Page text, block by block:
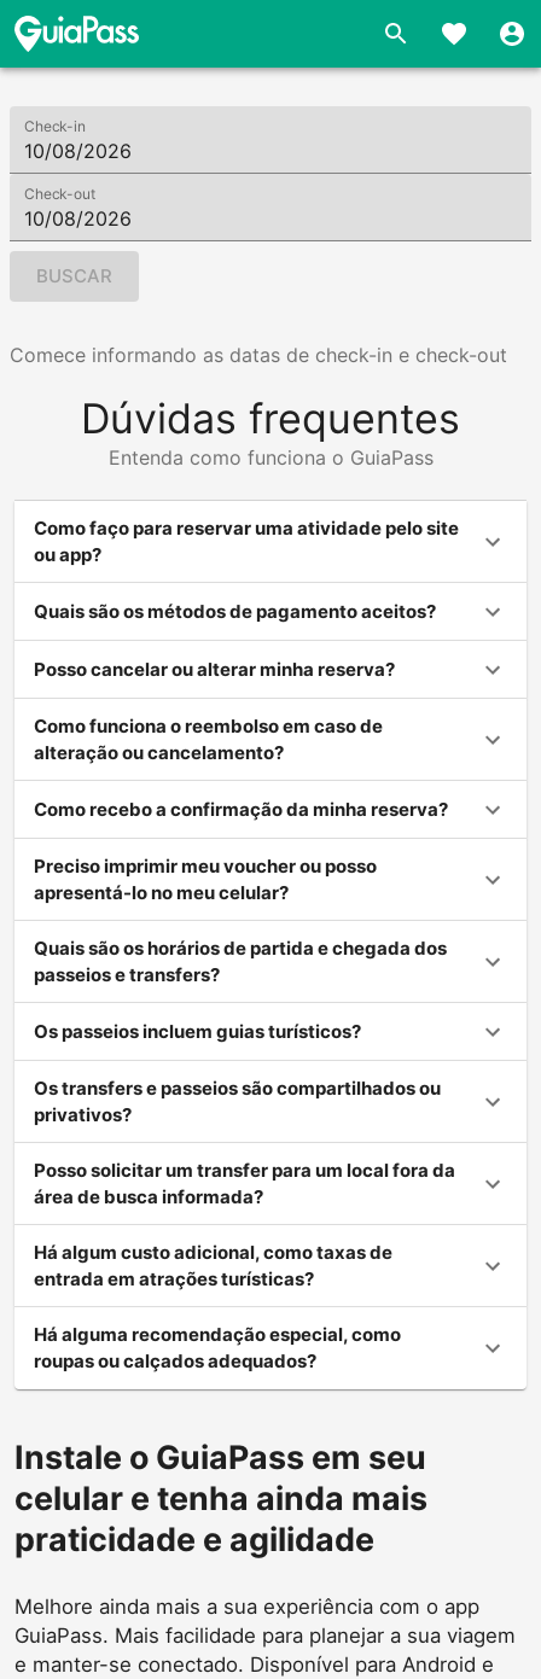
Check-in
Check-out
BUSCAR
Comece informando as datas de check-in e check-out
Dúvidas frequentes
Entenda como funciona o GuiaPass
Como faço para reservar uma atividade pelo site
ou app?
Quais são os métodos de pagamento aceitos?
Posso cancelar ou alterar minha reserva?
Como funciona o reembolso em caso de
alteração ou cancelamento?
Como recebo a confirmação da minha reserva?
Preciso imprimir meu voucher ou posso
apresentá-lo no meu celular?
Quais são os horários de partida e chegada dos
passeios e transfers?
Os passeios incluem guias turísticos?
Os transfers e passeios são compartilhados ou
privativos?
Posso solicitar um transfer para um local fora da
área de busca informada?
Há algum custo adicional, como taxas de
entrada em atrações turísticas?
Há alguma recomendação especial, como
roupas ou calçados adequados?
Instale o GuiaPass em seu
celular e tenha ainda mais
praticidade e agilidade
Melhore ainda mais a sua experiência com o app
GuiaPass. Mais facilidade para planejar a sua viagem
e manter-se conectado. Disponível para Android e